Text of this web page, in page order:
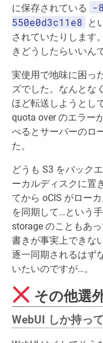
に保存されている
-
550e0d3c11e8
と
されていたりします
きどうしたらいいん
実使用で地味に困っ
ズでした。なんとな
ほど転送しようとし
quota over のエラー
べるとサーバーのロ
た。
どうも S3 をバック
ーカルディスクに置
てから oCIS がロー
を同期して…という
storage のこともあ
書きが事実上できな
逐一同期されるはず
いたいのですが…。
その他選
WebUI しか持っ